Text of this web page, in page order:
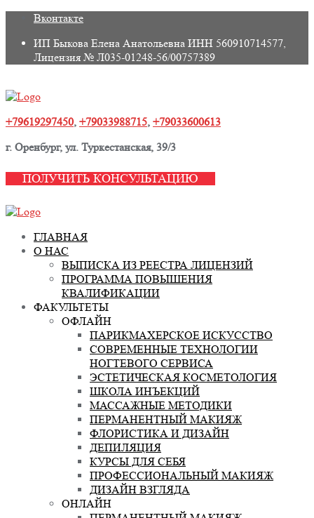
content
Вконтакте
ИП Быкова Елена Анатольевна ИНН 560910714577,
Лицензия № Л035-01248-56/00757389
+79619297450, +79033988715, +79033600613
г. Оренбург, ул. Туркестанская, 39/3
ПОЛУЧИТЬ КОНСУЛЬТАЦИЮ
ГЛАВНАЯ
О НАС
ВЫПИСКА ИЗ РЕЕСТРА ЛИЦЕНЗИЙ
ПРОГРАММА ПОВЫШЕНИЯ
КВАЛИФИКАЦИИ
ФАКУЛЬТЕТЫ
ОФЛАЙН
ПАРИКМАХЕРСКОЕ ИСКУССТВО
СОВРЕМЕННЫЕ ТЕХНОЛОГИИ
НОГТЕВОГО СЕРВИСА
ЭСТЕТИЧЕСКАЯ КОСМЕТОЛОГИЯ
ШКОЛА ИНЪЕКЦИЙ
МАССАЖНЫЕ МЕТОДИКИ
ПЕРМАНЕНТНЫЙ МАКИЯЖ
ФЛОРИСТИКА И ДИЗАЙН
ДЕПИЛЯЦИЯ
КУРСЫ ДЛЯ СЕБЯ
ПРОФЕССИОНАЛЬНЫЙ МАКИЯЖ
ДИЗАЙН ВЗГЛЯДА
ОНЛАЙН